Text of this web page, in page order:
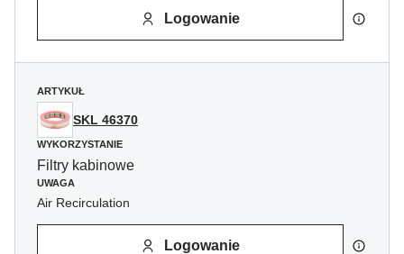
Logowanie
ARTYKUŁ
SKL 46370
WYKORZYSTANIE
Filtry kabinowe
UWAGA
Air Recirculation
Logowanie